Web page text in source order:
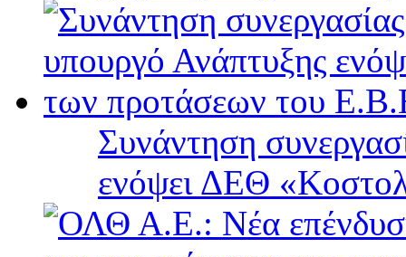
Συνάντηση
ενόψει ΔΕΘ